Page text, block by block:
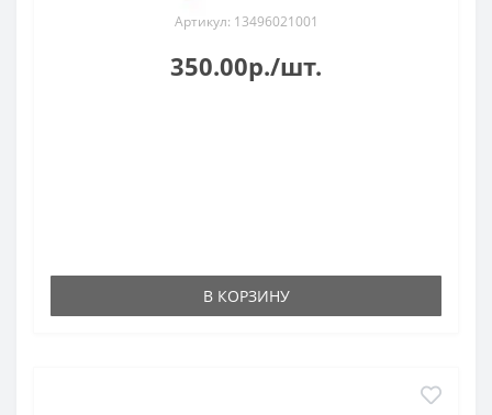
Артикул: 13496021001
350.00р./шт.
В КОРЗИНУ